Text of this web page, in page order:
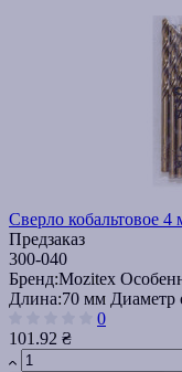
Сверло кобальтовое
Предзаказ
300-040
Бренд:Mozitex
Длина:70 мм Диаметр
0
101.92 ₴